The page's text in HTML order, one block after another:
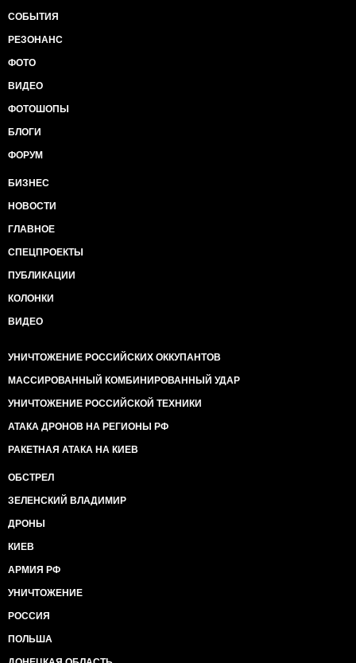
СОБЫТИЯ
РЕЗОНАНС
ФОТО
ВИДЕО
ФОТОШОПЫ
БЛОГИ
ФОРУМ
БИЗНЕС
НОВОСТИ
ГЛАВНОЕ
СПЕЦПРОЕКТЫ
ПУБЛИКАЦИИ
КОЛОНКИ
ВИДЕО
УНИЧТОЖЕНИЕ РОССИЙСКИХ ОККУПАНТОВ
МАССИРОВАННЫЙ КОМБИНИРОВАННЫЙ УДАР
УНИЧТОЖЕНИЕ РОССИЙСКОЙ ТЕХНИКИ
АТАКА ДРОНОВ НА РЕГИОНЫ РФ
РАКЕТНАЯ АТАКА НА КИЕВ
ОБСТРЕЛ
ЗЕЛЕНСКИЙ ВЛАДИМИР
ДРОНЫ
КИЕВ
АРМИЯ РФ
УНИЧТОЖЕНИЕ
РОССИЯ
ПОЛЬША